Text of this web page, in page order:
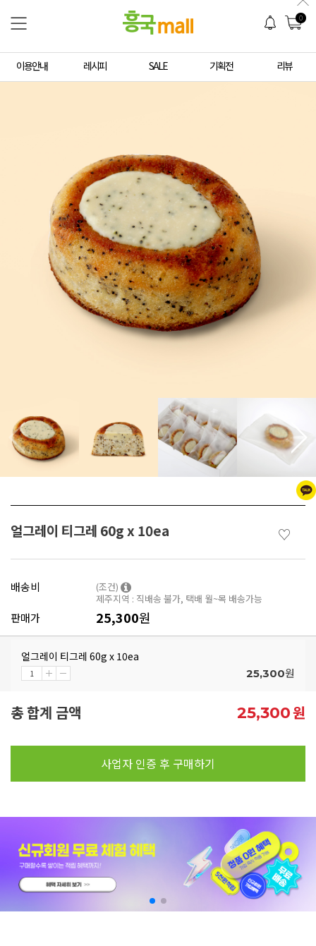
0
이용안내 레시피 SALE 기획전 리뷰
얼그레이 티그레 60g x 10ea ♡
배송비
(조건)
제주지역 : 직배송 불가, 택배 월~목 배송가능
판매가 25,300원
얼그레이 티그레 60g x 10ea
25,300원
총 합계 금액 25,300원
사업자 인증 후 구매하기